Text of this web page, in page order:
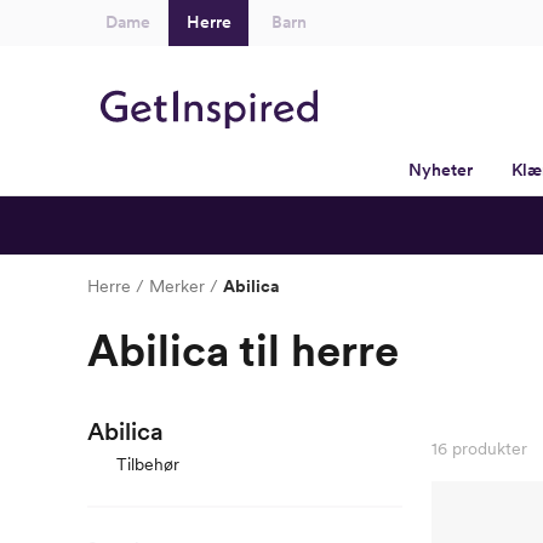
Dame Herre Barn
Nyheter
Herre Merker Abilica
Abilica til herre
Abilica
Tilbehør
16 produkter